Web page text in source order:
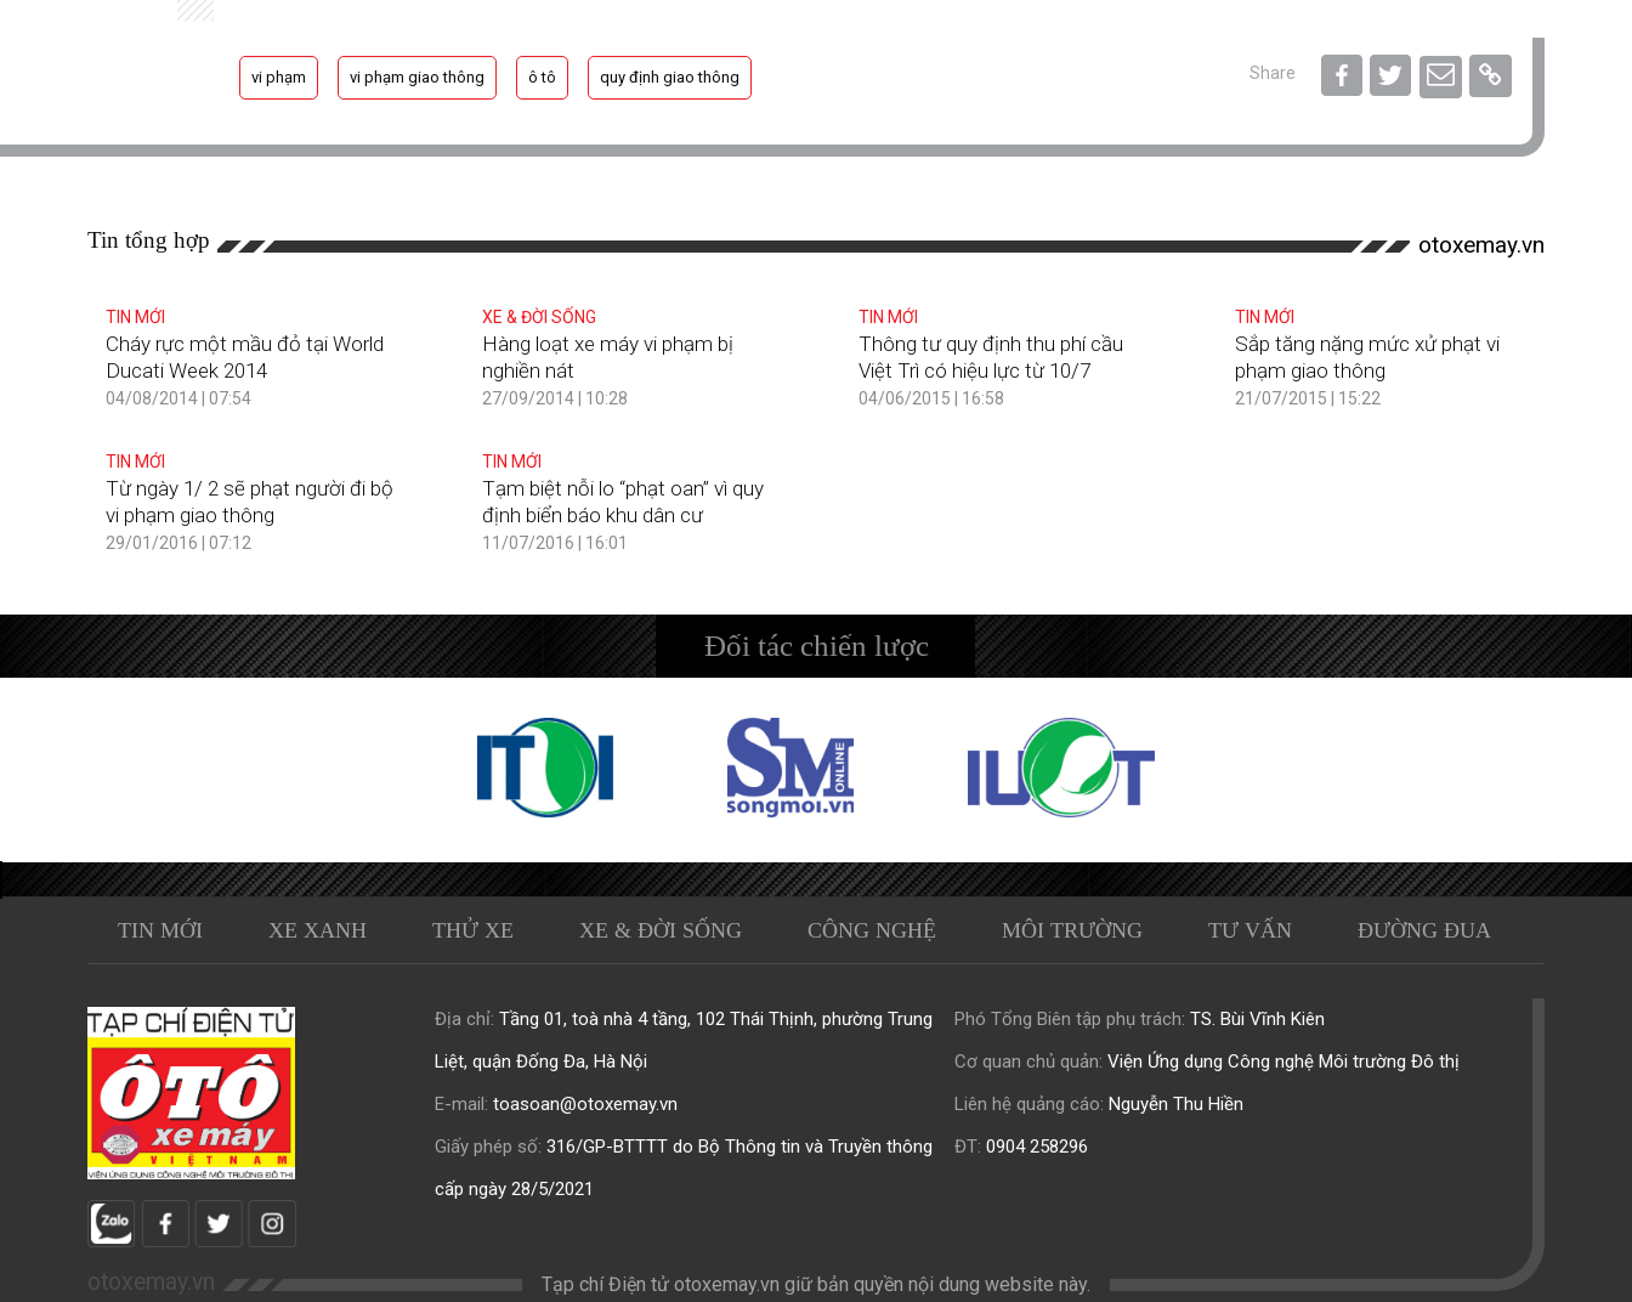
vi phạm vi phạm giao thông ô tô quy định giao thông Share
Tin tổng hợp otoxemay.vn
TIN MỚI
Cháy rực một mầu đỏ tại World
Ducati Week 2014
04/08/2014 | 07:54
XE & ĐỜI SỐNG
Hàng loạt xe máy vi phạm bị
nghiền nát
27/09/2014 | 10:28
TIN MỚI
Thông tư quy định thu phí cầu
Việt Trì có hiệu lực từ 10/7
04/06/2015 | 16:58
TIN MỚI
Sắp tăng nặng mức xử phạt vi
phạm giao thông
21/07/2015 | 15:22
TIN MỚI
Từ ngày 1/ 2 sẽ phạt người đi bộ
vi phạm giao thông
29/01/2016 | 07:12
TIN MỚI
Tạm biệt nỗi lo “phạt oan” vì quy
định biển báo khu dân cư
11/07/2016 | 16:01
Đối tác chiến lược
TIN MỚI XE XANH THỬ XE XE & ĐỜI SỐNG CÔNG NGHỆ MÔI TRƯỜNG TƯ VẤN ĐƯỜNG ĐUA
Địa chỉ: Tầng 01, toà nhà 4 tầng, 102 Thái Thịnh, phường Trung
Liệt, quận Đống Đa, Hà Nội
E-mail: toasoan@otoxemay.vn
Giấy phép số: 316/GP-BTTTT do Bộ Thông tin và Truyền thông
cấp ngày 28/5/2021
Phó Tổng Biên tập phụ trách: TS. Bùi Vĩnh Kiên
Cơ quan chủ quản: Viện Ứng dụng Công nghệ Môi trường Đô thị
Liên hệ quảng cáo: Nguyễn Thu Hiền
ĐT: 0904 258296
otoxemay.vn Tạp chí Điện tử otoxemay.vn giữ bản quyền nội dung website này.